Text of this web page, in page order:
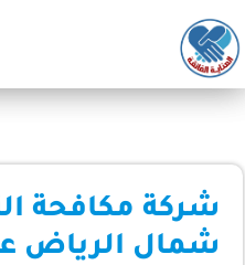
شركة مكافحة
شمال الرياض